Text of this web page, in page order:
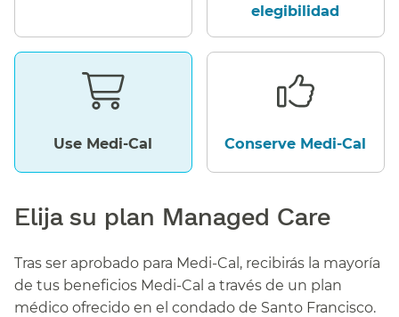
elegibilidad​​
Use Medi-Cal​​ Conserve Medi-Cal​​
Elija su plan Managed Care​​
Tras ser aprobado para Medi-Cal, recibirás la mayoría
de tus beneficios Medi-Cal a través de un plan
médico ofrecido en el condado de Santo Francisco.​​